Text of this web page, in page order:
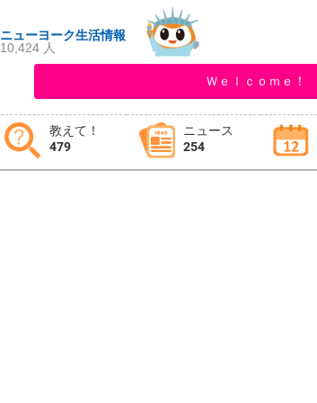
ニューヨーク生活情報
10,424 人
Ｗｅｌｃｏｍｅ！
教えて！
479
ニュース
254